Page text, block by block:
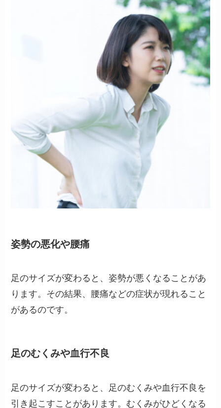
姿勢の悪化や腰痛
足のサイズが変わると、姿勢が悪くなることがあ
ります。その結果、腰痛などの症状が現れること
があるのです。
足のむくみや血行不良
足のサイズが変わると、足のむくみや血行不良を
引き起こすことがあります。むくみがひどくなる